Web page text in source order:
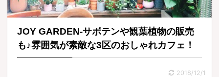
JOY GARDEN-サボテンや観葉植物の販売
も♪雰囲気が素敵な3区のおしゃれカフェ！
2018/12/1